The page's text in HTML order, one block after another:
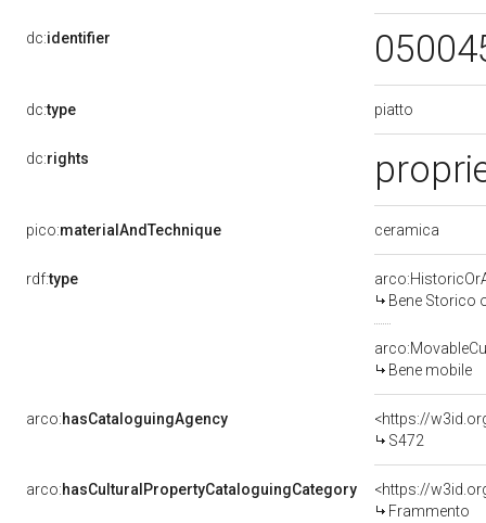
dc:identifier
dc:type piatto
dc:rights
pico:materialAndTechnique ceramica
rdf:type
Bene Storico
Bene mobile
arco:hasCataloguingAgency
<https://
S472
arco:hasCulturalPropertyCataloguingCategory
<https://
Frammento